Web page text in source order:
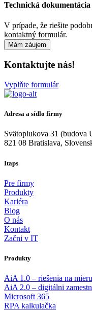
Technická
V prípade, že riešite
kontaktný formulár.
Mám záujem
Kontaktujte nás!
Vyplňte formulár
Adresa a sídlo firmy
Svätoplukova 31 (budova
821 08 Bratislava,
Itaps
Pre firmy
Produkty
Kariéra
Blog
O nás
Kontakt
Začni v IT
Produkty
AiA 1.0 – riešenia na mieru
AiA 2.0 – digitálni
Microsoft 365
RPA kalkulačka